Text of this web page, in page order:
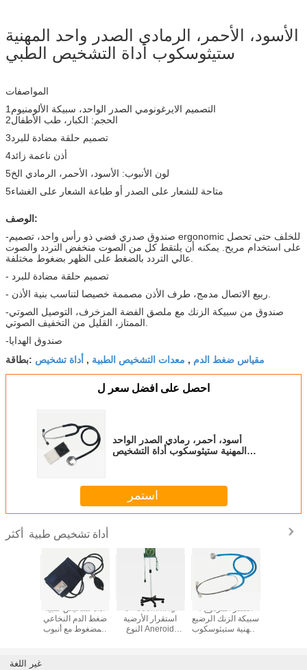
الأسود، الأحمر، الرمادي الصدر واحد المهنية
ستيثوسكوب أداة التشخيص الطبي
المواصفات
1التصميم الايرغونومي الصدر الواحد، سبيكة الألومنيوم
2الحجم: الكبار، طب الأطفال
3تصميم حلقة مضادة للبرد
4أذن ناعمة زائد
5لون الأنبوب: الأسود، الأحمر، الرمادي الخ
5متاحة للشعار على الصدر أو طباعة الشعار على الغشاء
الوصف:
-صندوق صدري فضي ذو رأس واحد، تصميم ergonomic للخلف حتى تحصل
على استخدام مريح.
يمكنه أن يلتقط كل من الصوت منخفض التردد والصوت
- تصميم حلقة مضادة للبرد
-صندوق من سبيكة الزنك مع ملصق الفضة المزخرف، التوصيل الصوتي
-صندوق الهدايا
بطاقة: أداة تشخيص , معدات التشخيص الطبية , مقياس ضغط الدم
احصل على افضل سعر ل
أسود، أحمر، رمادي الصدر الواحد
المهنية ستيثوسكوب أداة التشخيص
استمر
أداة تشخيص طبية
أداة تشخيص طبية
ضغط الدم النخاعي
المضغوط مع أنبوب
0 - 300mmHg
استقرار الأرضية
النوع Aneroid
الصدر المزدوج ،
سبيكة الزنك الرضيع
المهنية ستيثوسكوب
غير اللغة